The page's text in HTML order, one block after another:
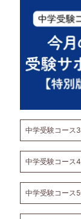
中学受験コース
中学受験コース
中学受験コース